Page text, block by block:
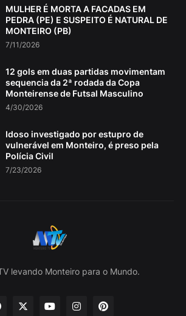
MULHER É MORTA A FACADAS EM
PEDRA (PE) E SUSPEITO É NATURAL DE
MONTEIRO (PB)
7/11/2026
12 gols em duas partidas movimentam
sequencia da 2ª rodada da Copa
Monteirense de Futsal Masculino
4/30/2026
Idoso investigado por estupro de
vulnerável em Monteiro, é preso pela
Polícia Civil
7/23/2026
levando Monteiro para o Mundo.